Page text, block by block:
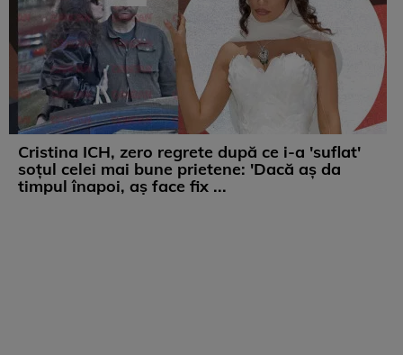
Cristina ICH, zero regrete după ce i-a 'suflat'
soțul celei mai bune prietene: 'Dacă aș da
timpul înapoi, aș face fix ...